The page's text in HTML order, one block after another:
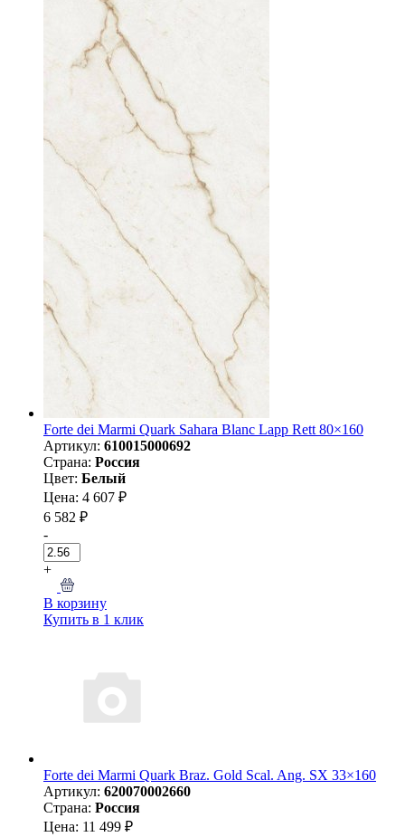
Forte dei Marmi Quark Sahara Blanc Lapp Rett 80×160
Артикул: 610015000692
Страна: Россия
Цвет: Белый
Цена: 4 607 ₽
6 582 ₽
-
+
В корзину
Купить в 1 клик
Forte dei Marmi Quark Braz. Gold Scal. Ang. SX 33×160
Артикул: 620070002660
Страна: Россия
Цена: 11 499 ₽